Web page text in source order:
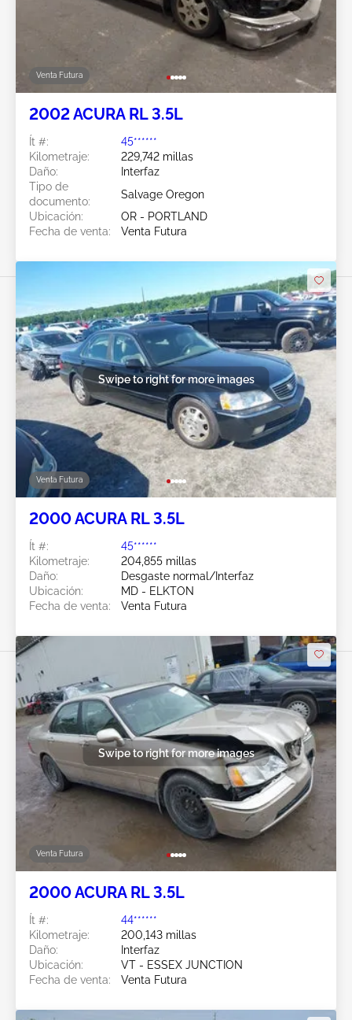
Venta Futura
2002 ACURA RL 3.5L
Ít #:
45******
Kilometraje:
229,742 millas
Daño:
Interfaz
Tipo de
documento:
Salvage Oregon
Ubicación:
OR - PORTLAND
Fecha de venta:
Venta Futura
Venta Futura
Swipe to right for more images
2000 ACURA RL 3.5L
Ít #:
45******
Kilometraje:
204,855 millas
Daño:
Desgaste normal/Interfaz
Ubicación:
MD - ELKTON
Fecha de venta:
Venta Futura
Venta Futura
Swipe to right for more images
2000 ACURA RL 3.5L
Ít #:
44******
Kilometraje:
200,143 millas
Daño:
Interfaz
Ubicación:
VT - ESSEX JUNCTION
Fecha de venta:
Venta Futura